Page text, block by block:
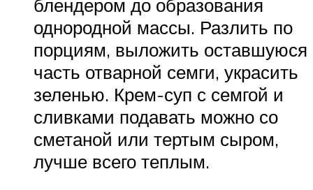
блендером до образования
однородной массы. Разлить по
порциям, выложить оставшуюся
часть отварной семги, украсить
зеленью. Крем-суп с семгой и
сливками подавать можно со
сметаной или тертым сыром,
лучше всего теплым.